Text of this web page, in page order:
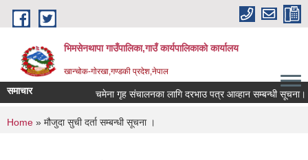
Skip to main content
भिमसेनथापा गाउँपालिका,गाउँ कार्यपालिकाकाे कार्यालय
खान्चोक-गाेरखा,गण्डकी प्रदेश,नेपाल
समाचार चमेना गृह संचालनका लागि दरभाउ पत्र आव्हान सम्बन्धी सूचना।
You are here
Home » मौजुदा सुची दर्ता सम्बन्धी सूचना ।